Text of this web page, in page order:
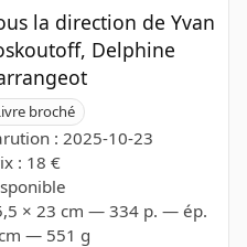
la direction de Yvan
Delphine
broché
: 2025-10-23
: 18 €
× 23 cm — 334 p. — ép.
— 551 g